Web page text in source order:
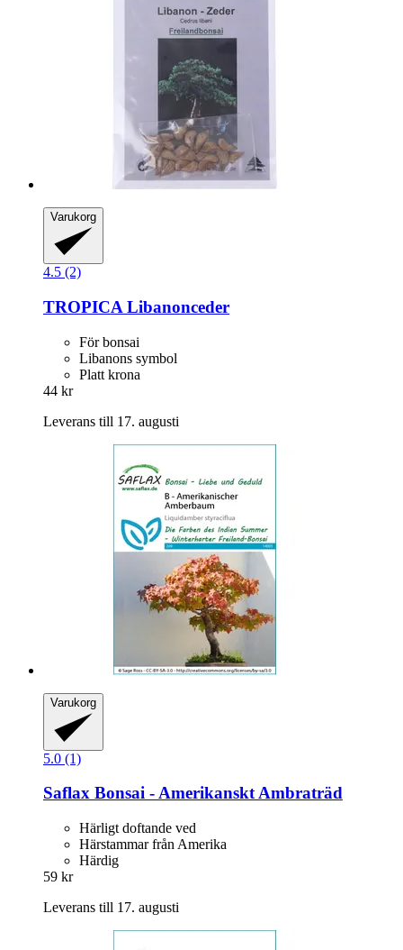
Varukorg
4.5 (2)
TROPICA Libanonceder
För bonsai
Libanons symbol
Platt krona
44 kr
Leverans till 17. augusti
Varukorg
5.0 (1)
Saflax Bonsai -​ Amerikanskt Ambraträd
Härligt doftande ved
Härstammar från Amerika
Härdig
59 kr
Leverans till 17. augusti